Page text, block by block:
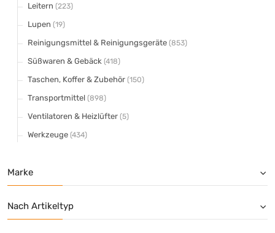
Leitern (223)
Lupen (19)
Reinigungsmittel & Reinigungsgeräte (853)
Süßwaren & Gebäck (418)
Taschen, Koffer & Zubehör (150)
Transportmittel (898)
Ventilatoren & Heizlüfter (5)
Werkzeuge (434)
Marke
Nach Artikeltyp